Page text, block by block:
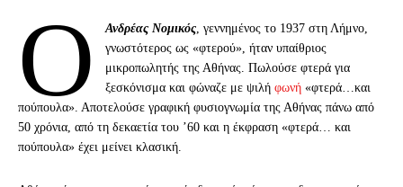
Ο Ανδρέας Νομικός, γεννημένος το 1937 στη Λήμνο,
γνωστότερος ως «φτερού», ήταν υπαίθριος
μικροπωλητής της Αθήνας. Πωλούσε φτερά για
ξεσκόνισμα και φώναζε με ψιλή φωνή«φτερά…και
πούπουλα». Αποτελούσε γραφική φυσιογνωμία της Αθήνας πάνω από
50 χρόνια, από τη δεκαετία του ’60 και η έκφραση «φτερά… και
πούπουλα» έχει μείνει κλασική.